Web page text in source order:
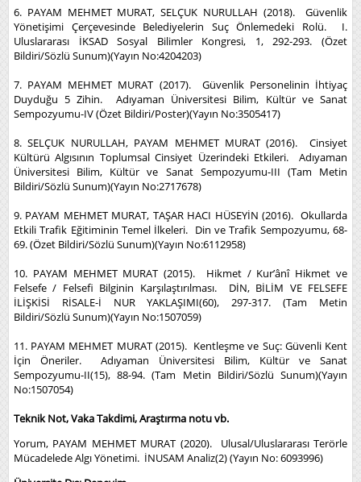
6. PAYAM MEHMET MURAT, SELÇUK NURULLAH (2018). Güvenlik
Yönetişimi Çerçevesinde Belediyelerin Suç Önlemedeki Rolü. I.
Uluslararası İKSAD Sosyal Bilimler Kongresi, 1, 292-293. (Özet
Bildiri/Sözlü Sunum)(Yayın No:4204203)
7. PAYAM MEHMET MURAT (2017). Güvenlik Personelinin İhtiyaç
Duyduğu 5 Zihin. Adıyaman Üniversitesi Bilim, Kültür ve Sanat
Sempozyumu-IV (Özet Bildiri/Poster)(Yayın No:3505417)
8. SELÇUK NURULLAH, PAYAM MEHMET MURAT (2016). Cinsiyet
Kültürü Algısının Toplumsal Cinsiyet Üzerindeki Etkileri. Adıyaman
Üniversitesi Bilim, Kültür ve Sanat Sempozyumu-III (Tam Metin
Bildiri/Sözlü Sunum)(Yayın No:2717678)
9. PAYAM MEHMET MURAT, TAŞAR HACI HÜSEYİN (2016). Okullarda
Etkili Trafik Eğitiminin Temel İlkeleri. Din ve Trafik Sempozyumu, 68-
69. (Özet Bildiri/Sözlü Sunum)(Yayın No:6112958)
10. PAYAM MEHMET MURAT (2015). Hikmet / Kur’ânî Hikmet ve
Felsefe / Felsefi Bilginin Karşılaştırılması. DİN, BİLİM VE FELSEFE
İLİŞKİSİ RİSALE-İ NUR YAKLAŞIMI(60), 297-317. (Tam Metin
Bildiri/Sözlü Sunum)(Yayın No:1507059)
11. PAYAM MEHMET MURAT (2015). Kentleşme ve Suç: Güvenli Kent
İçin Öneriler. Adıyaman Üniversitesi Bilim, Kültür ve Sanat
Sempozyumu-II(15), 88-94. (Tam Metin Bildiri/Sözlü Sunum)(Yayın
No:1507054)
Teknik Not, Vaka Takdimi, Araştırma notu vb.
Yorum, PAYAM MEHMET MURAT (2020). Ulusal/Uluslararası Terörle
Mücadelede Algı Yönetimi. İNUSAM Analiz(2) (Yayın No: 6093996)